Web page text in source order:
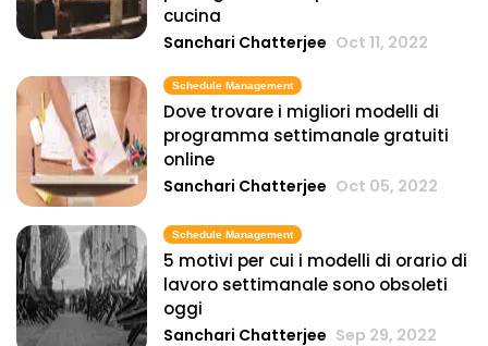
creazione di un impeccabile
programma di lavoro dipendente
Michelle Jaco Oct 12, 2020
Scheduling
6 Semplici passi per la creazione di
Michelle Jaco Oct 12, 2020
Scheduling
5 regole da seguire per perfezionare
il vostro dipendente pianificazione
cucina
Sanchari Chatterjee Oct 11, 2022
Schedule Management
Dove trovare i migliori modelli di
programma settimanale gratuiti
online
Sanchari Chatterjee Oct 05, 2022
Schedule Management
5 motivi per cui i modelli di orario di
lavoro settimanale sono obsoleti
oggi
Sanchari Chatterjee Sep 29, 2022